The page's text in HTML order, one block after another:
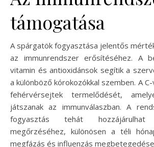
támogatása
A spárgatök fogyasztása jelentős
az immunrendszer erősítéséhez. A
vitamin és antioxidánsok segítik a
a különböző kórokozókkal szemben. A
fehérvérsejtek termelődését,
játszanak az immunválaszban. A
fogyasztás tehát
megőrzéséhez, különösen a téli
megfázás és influenzás